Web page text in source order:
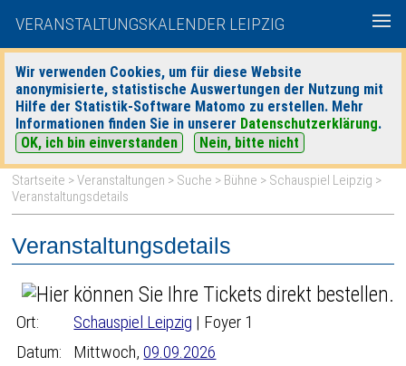
VERANSTALTUNGSKALENDER LEIPZIG
Wir verwenden Cookies, um für diese Website
anonymisierte, statistische Auswertungen der Nutzung mit
Hilfe der Statistik-Software Matomo zu erstellen. Mehr
Informationen finden Sie in unserer Datenschutzerklärung.
OK, ich bin einverstanden
Nein, bitte nicht
heute|morgen| Detaillierte Suche
Startseite >Veranstaltungen > Suche > Bühne > Schauspiel Leipzig >
Veranstaltungsdetails
Veranstaltungsdetails
Ort: Schauspiel Leipzig | Foyer 1
Datum:
Mittwoch,09.09.2026